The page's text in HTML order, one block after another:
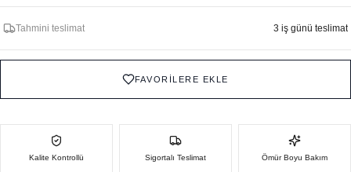
Tahmini teslimat 3 iş günü teslimat
FAVORİLERE EKLE
Kalite Kontrollü Sigortalı Teslimat Ömür Boyu Bakım